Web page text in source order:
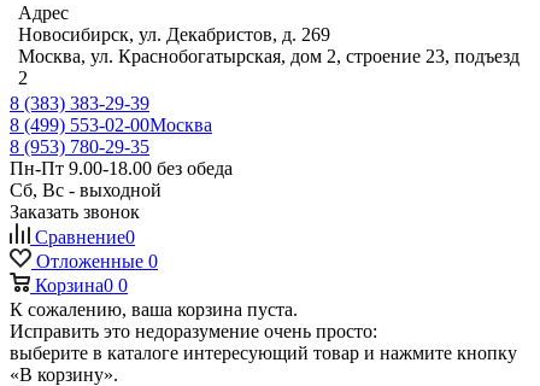
Адрес
Новосибирск, ул. Декабристов, д. 269
Москва, ул. Краснобогатырская, дом 2, строение 23, подъезд
2
8 (383) 383-29-39
8 (499) 553-02-00Москва
8 (953) 780-29-35
Пн-Пт 9.00-18.00 без обеда
Сб, Вс - выходной
Заказать звонок
Сравнение0
Отложенные 0
Корзина0 0
К сожалению, ваша корзина пуста.
Исправить это недоразумение очень просто:
выберите в каталоге интересующий товар и нажмите кнопку
«В корзину».